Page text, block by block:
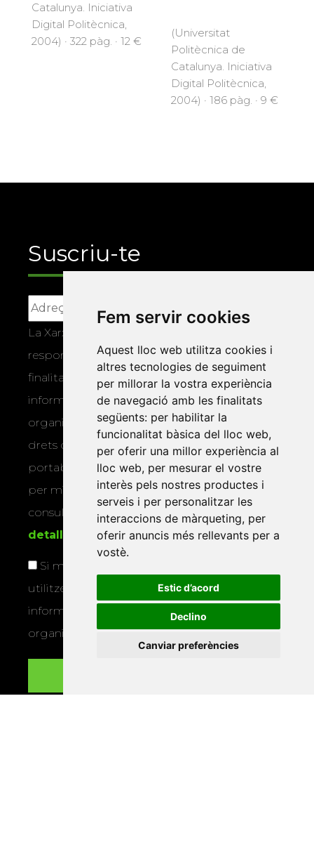
Fem servir cookies
Aquest lloc web utilitza cookies i
altres tecnologies de seguiment
per millorar la vostra experiència
de navegació amb les finalitats
següents: per habilitar la
funcionalitat bàsica del lloc web,
per oferir una millor experiència al
lloc web, per mesurar el vostre
interès pels nostres productes i
serveis i per personalitzar les
interaccions de màrqueting, per
oferir anuncis més rellevants per a
vostè.
Estic d’acord
Declino
Canviar preferències
Catalunya. Iniciativa
Digital Politècnica,
2004) · 322 pàg. · 12 €
(Universitat
Politècnica de
Catalunya. Iniciativa
Digital Politècnica,
2004) · 186 pàg. · 9 €
Suscriu-te
La Xarxa Vives d’Universitats, com a
responsable, tractarà les vostres dades amb la
finalitat de gestionar la vostra subscripció i
informar-vos dels actes i activitats que
organitza la Xarxa Vives. Podeu exercir els
drets d’accés, rectificació, supressió,
portabilitat, limitació o oposició al tractament
per mitjans físics o electrònics. Podeu
consultar la
informació addicional i
detallada sobre protecció de dades.
Si marqueu aquesta casella, consentiu que
utilitzem les vostres dades per a enviar-vos
informació sobre els actes i activitats que
organitza la Xarxa Vives.